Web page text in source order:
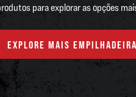
para explorar as opções
EXPLORE MAIS